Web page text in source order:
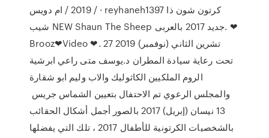
2019 / ام دويس / · reyhaneh1397 كرتون شون ذا
شیب NEW Shaun The Sheep جدید 2017 بالعربی. ❤
Brooz❤Video ❤. 27 تشرين الثاني (نوفمبر) 2019
تحت رعاية سيادة المطران د.يوسف متى راعي ابرشية
الروم الملكيين الكاثوليك والاب وليم ابو شقارة
والمجلس الرعوي تم الاحتفال بتعيين الشماس جريس
13 نيسان (إبريل) 2017 بالصور أجمل أشكال الحقائب
بالشخصيات الكرتونية للأطفال 2017 ، تلك التي يفضلها